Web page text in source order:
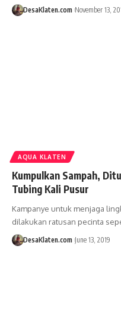
DesaKlaten.com November 13,
AQUA KLATEN
Kumpulkan Sampah,
Tubing Kali Pusur
Kampanye untuk menjaga
dilakukan ratusan pecinta
DesaKlaten.com June 13, 2019